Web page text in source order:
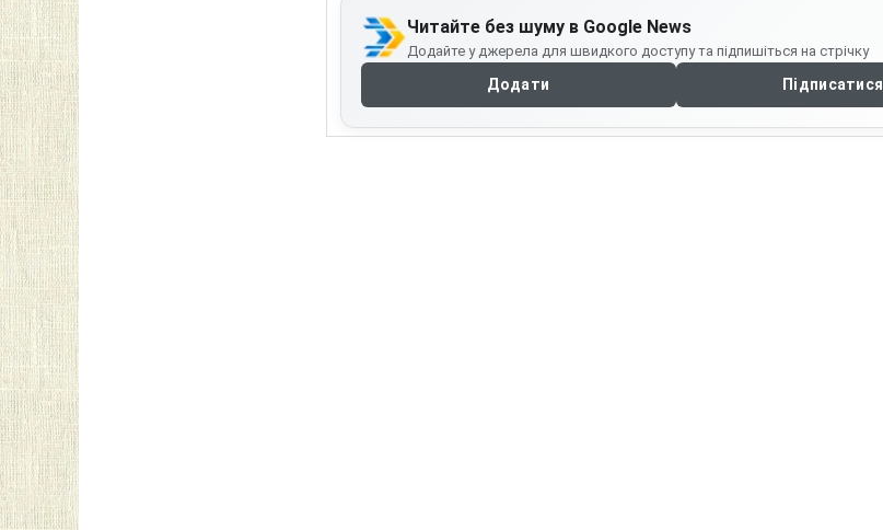
Читайте без шуму в Google News
Додайте у джерела для швидкого доступу та підпишіться на стрічку
Додати Підписатися